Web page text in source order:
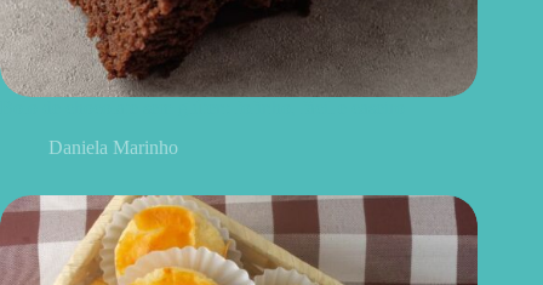
Daniela Marinho